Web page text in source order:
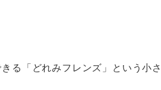
る「どれみフレンズ」という小